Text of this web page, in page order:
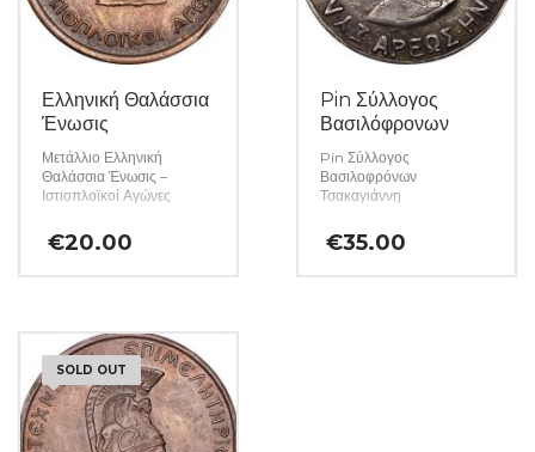
Ελληνική Θαλάσσια
Ένωσις
Μετάλλιο Ελληνική
Θαλάσσια Ένωσις –
Ιστιοπλοϊκοί Αγώνες
€20.00
Pin Σύλλογος
Βασιλόφρονων
Pin Σύλλογος
Βασιλοφρόνων
Τσακαγιάννη
€35.00
SOLD OUT